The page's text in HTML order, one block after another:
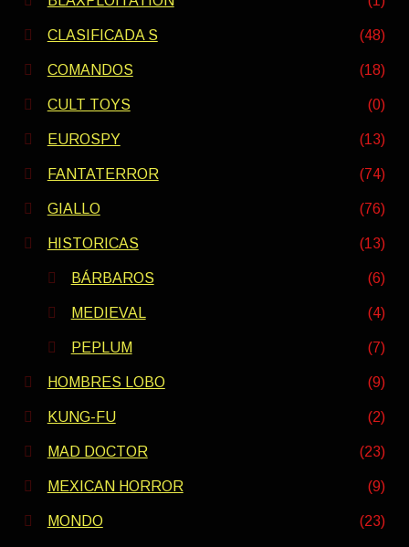
CLASIFICADA S (48)
COMANDOS (18)
CULT TOYS (0)
EUROSPY (13)
FANTATERROR (74)
GIALLO (76)
HISTORICAS (13)
BÁRBAROS (6)
MEDIEVAL (4)
PEPLUM (7)
HOMBRES LOBO (9)
KUNG-FU (2)
MAD DOCTOR (23)
MEXICAN HORROR (9)
MONDO (23)